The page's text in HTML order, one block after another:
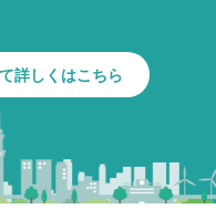
詳しくはこちら